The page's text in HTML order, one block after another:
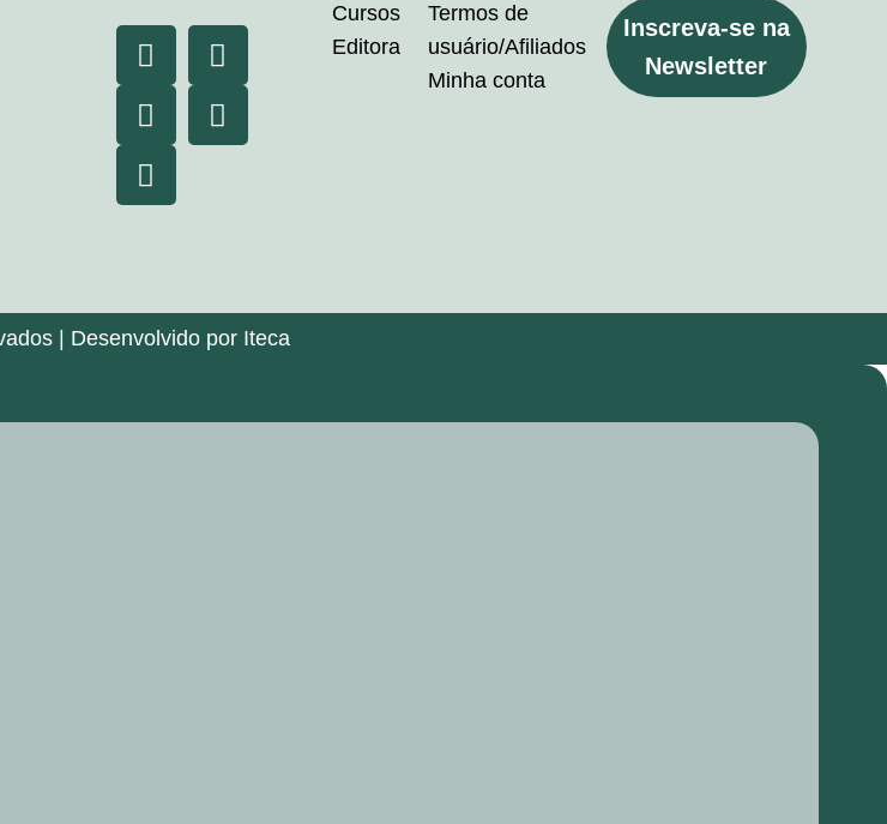
Cursos
Editora
Termos de
usuário/Afiliados
Minha conta
Inscreva-se na
Newsletter
| Desenvolvido por Iteca